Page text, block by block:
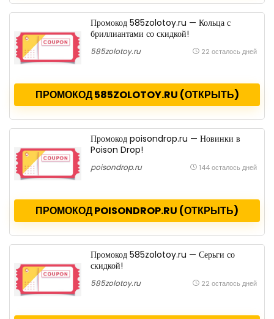
Промокод 585zolotoy.ru — Кольца с
бриллиантами со скидкой!
585zolotoy.ru 22 осталось дней
ПРОМОКОД 585ZOLOTOY.RU (ОТКРЫТЬ)
Промокод poisondrop.ru — Новинки в
Poison Drop!
poisondrop.ru 144 осталось дней
ПРОМОКОД POISONDROP.RU (ОТКРЫТЬ)
Промокод 585zolotoy.ru — Серьги со
скидкой!
585zolotoy.ru 22 осталось дней